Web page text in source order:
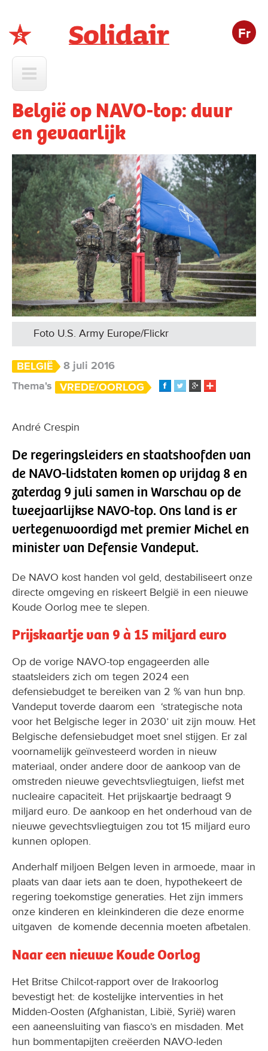
Fr
België op NAVO-top: duur
en gevaarlijk
Foto U.S. Army Europe/Flickr
BELGIË
8 juli 2016
Thema's
VREDE/OORLOG
André Crespin
De regeringsleiders en staatshoofden van
de NAVO-lidstaten komen op vrijdag 8 en
zaterdag 9 juli samen in Warschau op de
tweejaarlijkse NAVO-top. Ons land is er
vertegenwoordigd met premier Michel en
minister van Defensie Vandeput.
De NAVO kost handen vol geld, destabiliseert onze
directe omgeving en riskeert België in een nieuwe
Koude Oorlog mee te slepen.
Prijskaartje van 9 à 15 miljard euro
Op de vorige NAVO-top engageerden alle
staatsleiders zich om tegen 2024 een
defensiebudget te bereiken van 2 % van hun bnp.
Vandeput toverde daarom een ‘strategische nota
voor het Belgische leger in 2030’ uit zijn mouw. Het
Belgische defensiebudget moet snel stijgen. Er zal
voornamelijk geïnvesteerd worden in nieuw
materiaal, onder andere door de aankoop van de
omstreden nieuwe gevechtsvliegtuigen, liefst met
nucleaire capaciteit. Het prijskaartje bedraagt 9
miljard euro. De aankoop en het onderhoud van de
nieuwe gevechtsvliegtuigen zou tot 15 miljard euro
kunnen oplopen.
Anderhalf miljoen Belgen leven in armoede, maar in
plaats van daar iets aan te doen, hypothekeert de
regering toekomstige generaties. Het zijn immers
onze kinderen en kleinkinderen die deze enorme
uitgaven de komende decennia moeten afbetalen.
Naar een nieuwe Koude Oorlog
Het Britse Chilcot-rapport over de Irakoorlog
bevestigt het: de kostelijke interventies in het
Midden-Oosten (Afghanistan, Libië, Syrië) waren
een aaneensluiting van fiasco’s en misdaden. Met
hun bommentapijten creëerden NAVO-leden